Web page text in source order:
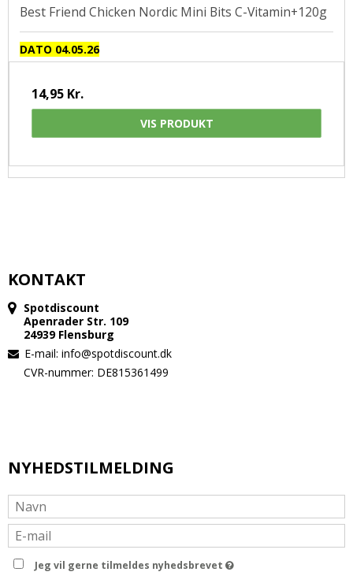
Best Friend Chicken Nordic Mini Bits C-Vitamin+120g
DATO 04.05.26
14,95 Kr.
VIS PRODUKT
KONTAKT
Spotdiscount
Apenrader Str. 109
24939 Flensburg
E-mail: info@spotdiscount.dk
CVR-nummer: DE815361499
NYHEDSTILMELDING
Jeg vil gerne tilmeldes nyhedsbrevet